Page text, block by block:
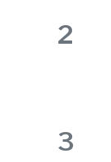
2
3